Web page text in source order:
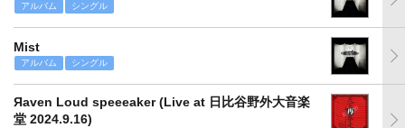
アルバム シングル
Mist
アルバム シングル
Яaven Loud speeeaker (Live at 日比谷野外大音楽
堂 2024.9.16)